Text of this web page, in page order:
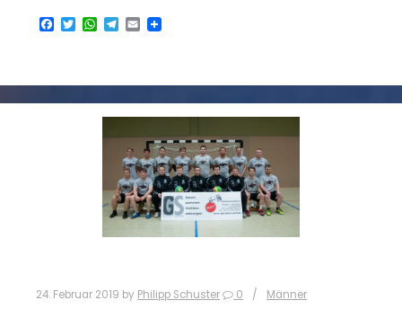
Facebook
TwitterWhatsApp
Telegram
Email
24. Februar 2019 by Philipp Schuster 0 Männer